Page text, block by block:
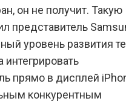
он не получит. Такую
представитель
уровень развития
прямо в дисплей
конкурентным